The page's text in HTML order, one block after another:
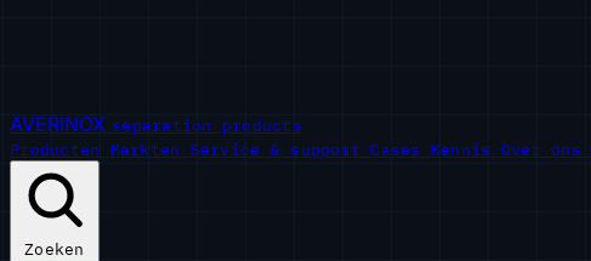
AVERINOX separation products
Producten Markten Service & support Cases Kennis Over ons
Zoeken